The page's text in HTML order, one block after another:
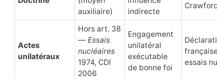
auxiliaire)
indirecte
Actes
unilatéraux
Hors art. 38
— Essais
nucléaires
1974, CDI
2006
Engagement
unilatéral
exécutable
de bonne foi
essais